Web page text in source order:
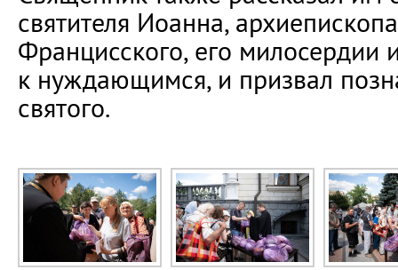
святителя Иоанна,
Францисского, его милосердии
к нуждающимся, и призвал
святого.